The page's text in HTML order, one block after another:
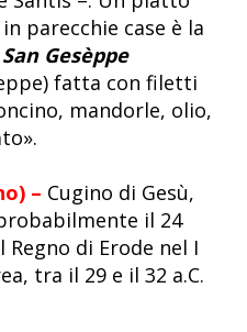
parecchie case è la
Gesèppe
fatta con filetti
mandorle, olio,
– Cugino di Gesù,
il 24
Regno di Erode nel I
tra il 29 e il 32 a.C.